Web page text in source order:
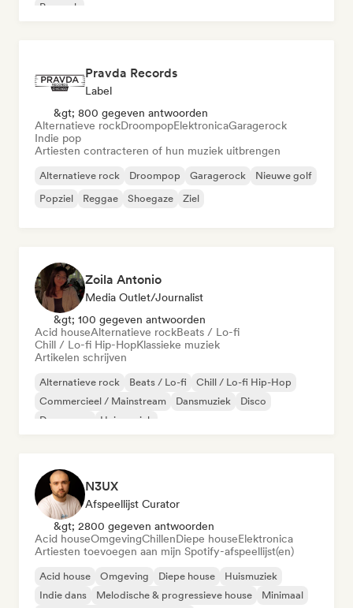
Poprock
Pravda Records
Label
&gt; 800 gegeven antwoorden
Alternatieve rockDroompopElektronicaGaragerock
Indie pop
Artiesten contracteren of hun muziek uitbrengen
Alternatieve rock Droompop Garagerock
Nieuwe golf
Popziel
Reggae Shoegaze Ziel
Zoila Antonio
Media Outlet/Journalist
&gt; 100 gegeven antwoorden
Acid houseAlternatieve rockBeats / Lo-fi
Chill / Lo-fi Hip-HopKlassieke muziek
Artikelen schrijven
Alternatieve rock Beats / Lo-fi
Chill / Lo-fi Hip-Hop
Commercieel / Mainstream
Dansmuziek
Disco
Droompop
Huismuziek
N3UX
Afspeellijst Curator
&gt; 2800 gegeven antwoorden
Acid houseOmgevingChillenDiepe houseElektronica
Artiesten toevoegen aan mijn Spotify-afspeellijst(en)
Acid house Omgeving Diepe house
Huismuziek
Indie dans
Melodische & progressieve house
Minimaal